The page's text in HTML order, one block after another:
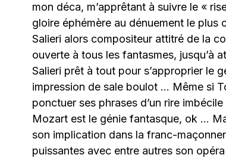
mon déca, m’apprêtant à suivre le «
gloire éphémère au dénuement le
Salieri alors compositeur attitré de la
ouverte à tous les fantasmes, jusqu’à
Salieri prêt à tout pour s’approprier le
impression de sale boulot … Même si
ponctuer ses phrases d’un rire
Mozart est le génie fantasque, ok …
son implication dans la franc-
puissantes avec entre autres son